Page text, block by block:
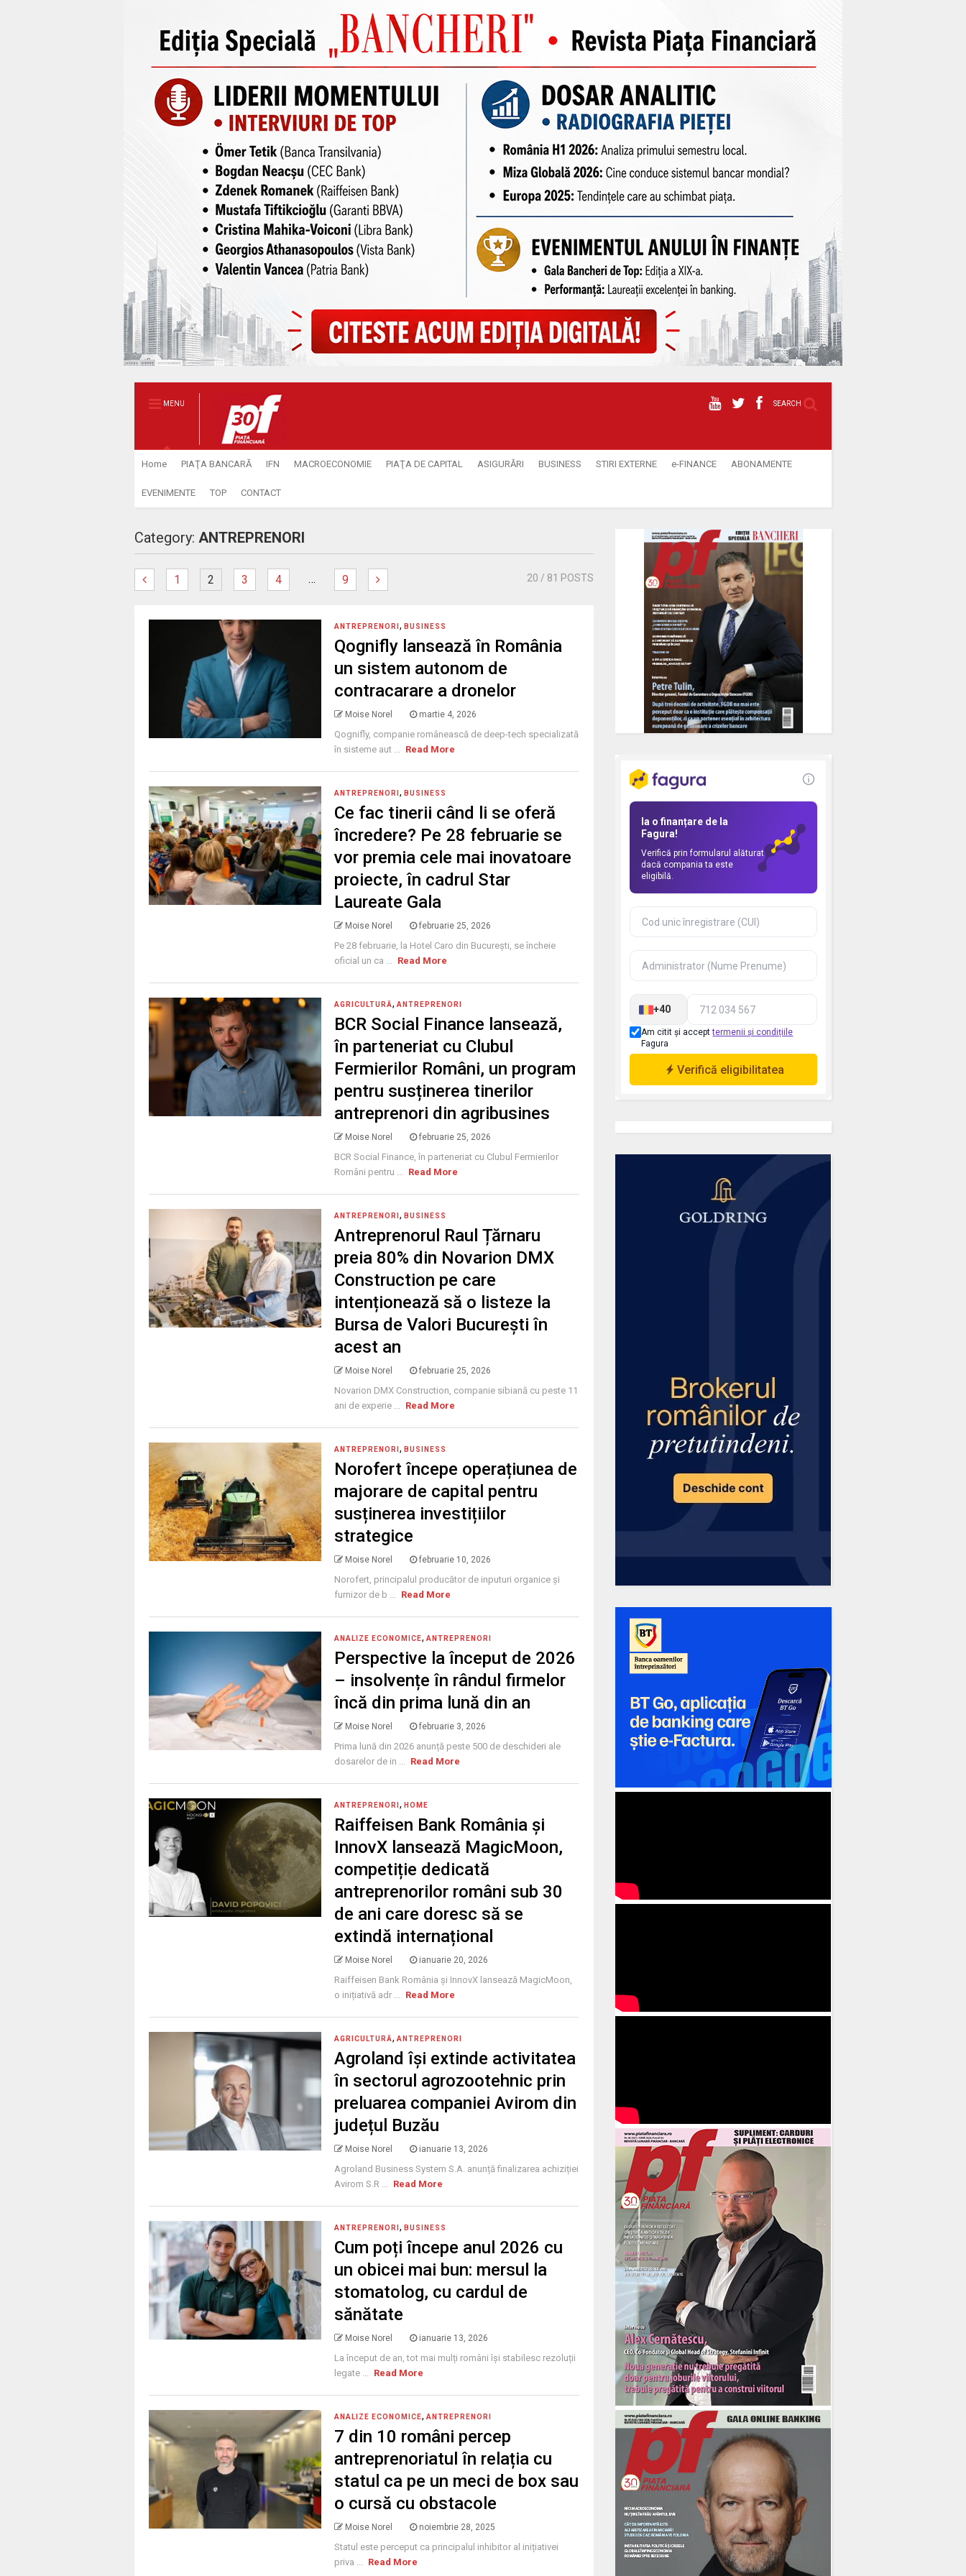
MENU SEARCH
Home PIAŢA BANCARĂ IFN MACROECONOMIE PIAŢA DE CAPITAL ASIGURĂRI BUSINESS STIRI EXTERNE e-FINANCE ABONAMENTE
EVENIMENTE TOP CONTACT
Category: ANTREPRENORI
1 2 3 4 … 9 20 / 81 POSTS
ANTREPRENORI , BUSINESS
Qognifly lansează în România
un sistem autonom de
contracarare a dronelor
Moise Norel martie 4, 2026
Qognifly, companie românească de deep-tech specializată
în sisteme aut ... Read More
ANTREPRENORI , BUSINESS
Ce fac tinerii când li se oferă
încredere? Pe 28 februarie se
vor premia cele mai inovatoare
proiecte, în cadrul Star
Laureate Gala
Moise Norel februarie 25, 2026
Pe 28 februarie, la Hotel Caro din București, se încheie
oficial un ca ... Read More
AGRICULTURĂ, ANTREPRENORI
BCR Social Finance lansează,
în parteneriat cu Clubul
Fermierilor Români, un program
pentru susținerea tinerilor
antreprenori din agribusines
Moise Norel februarie 25, 2026
BCR Social Finance, în parteneriat cu Clubul Fermierilor
Români pentru ... Read More
ANTREPRENORI , BUSINESS
Antreprenorul Raul Țărnaru
preia 80% din Novarion DMX
Construction pe care
intenționează să o listeze la
Bursa de Valori București în
acest an
Moise Norel februarie 25, 2026
Novarion DMX Construction, companie sibiană cu peste 11
ani de experie ... Read More
ANTREPRENORI , BUSINESS
Norofert începe operațiunea de
majorare de capital pentru
susținerea investițiilor
strategice
Moise Norel februarie 10, 2026
Norofert, principalul producător de inputuri organice și
furnizor de b ... Read More
ANALIZE ECONOMICE, ANTREPRENORI
Perspective la început de 2026
– insolvențe în rândul firmelor
încă din prima lună din an
Moise Norel februarie 3, 2026
Prima lună din 2026 anunță peste 500 de deschideri ale
dosarelor de in ... Read More
ANTREPRENORI , HOME
Raiffeisen Bank România și
InnovX lansează MagicMoon,
competiție dedicată
antreprenorilor români sub 30
de ani care doresc să se
extindă internațional
Moise Norel ianuarie 20, 2026
Raiffeisen Bank România și InnovX lansează MagicMoon,
o inițiativă adr ... Read More
AGRICULTURĂ, ANTREPRENORI
Agroland își extinde activitatea
în sectorul agrozootehnic prin
preluarea companiei Avirom din
județul Buzău
Moise Norel ianuarie 13, 2026
Agroland Business System S.A. anunță finalizarea achiziției
Avirom S.R ... Read More
ANTREPRENORI , BUSINESS
Cum poți începe anul 2026 cu
un obicei mai bun: mersul la
stomatolog, cu cardul de
sănătate
Moise Norel ianuarie 13, 2026
La început de an, tot mai mulți români își stabilesc rezoluții
legate ... Read More
ANALIZE ECONOMICE, ANTREPRENORI
7 din 10 români percep
antreprenoriatul în relația cu
statul ca pe un meci de box sau
o cursă cu obstacole
Moise Norel noiembrie 28, 2025
Statul este perceput ca principalul inhibitor al inițiativei
priva ... Read More